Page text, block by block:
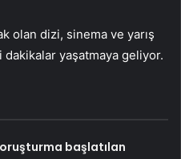
olan dizi, sinema ve yarış
yaşatmaya geliyor.
başlatılan